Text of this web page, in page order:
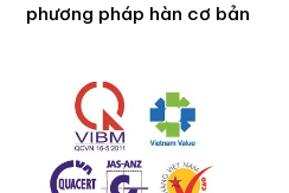
phương pháp hàn cơ bản